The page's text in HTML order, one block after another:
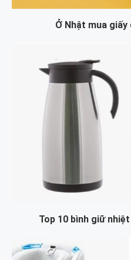
Ở Nhật mua
Top 10 bình giữ